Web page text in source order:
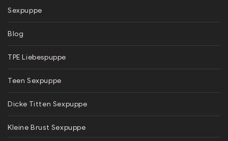
Sexpuppe
Blog
TPE Liebespuppe
Teen Sexpuppe
Dicke Titten Sexpuppe
Kleine Brust Sexpuppe